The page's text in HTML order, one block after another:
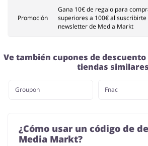
Promoción
Gana 10€ de regalo para
superiores a 100€ al suscribirte
newsletter de Media Markt
Ve también cupones de
tiendas similares
Groupon Fnac
¿Cómo usar un código de
Media Markt?